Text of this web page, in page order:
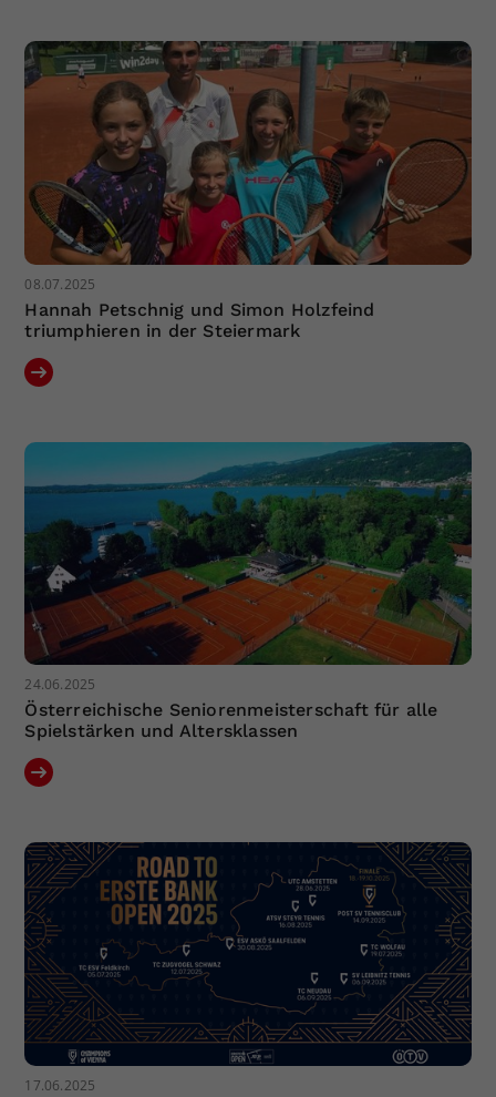
08.07.2025
Hannah Petschnig und Simon Holzfeind
triumphieren in der Steiermark
24.06.2025
Österreichische Seniorenmeisterschaft für alle
Spielstärken und Altersklassen
17.06.2025